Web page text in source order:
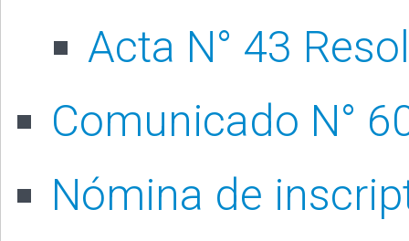
Acta N° 43
Comunicado N°
Nómina de